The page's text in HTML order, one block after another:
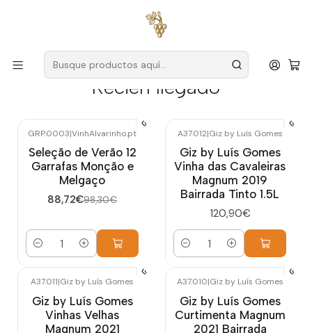
para pedidos superiores a
Recién llegado
Nuevo
GRP.0003|VinhAlvarinho.pt
Seleção de Verão 12
Garrafas Monção e
Melgaço
88,72€98,30€
Cantidad
A37.012|Giz by Luís Gomes
Giz by Luís Gomes
Vinha das Cavaleiras
Magnum 2019
Bairrada Tinto 1.5L
120,90€
Cantidad
A37.011|Giz by Luís Gomes
Giz by Luís Gomes
Vinhas Velhas
Magnum 2021
A37.010|Giz by Luís Gomes
Giz by Luís Gomes
Curtimenta Magnum
2021 Bairrada